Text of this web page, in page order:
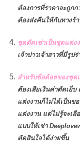
ต้องการที่ราคาจะถูก
ต้องส่งคืนให้กับทางร้
ชุดตัดเช่าเป็นชุดแต่ง
เจ้าบ่าวเจ้าสาวที่มีรู
สำหรับข้อด้อยของชุด
ต้องเสียเงินค่าตัดเย็
แต่งงานก็ไม่ได้เป็นขอ
แต่งงาน แต่ไม่รู้จะเ
แบบให้เช่า
ตัดสินใจได้ง่ายขึ้น